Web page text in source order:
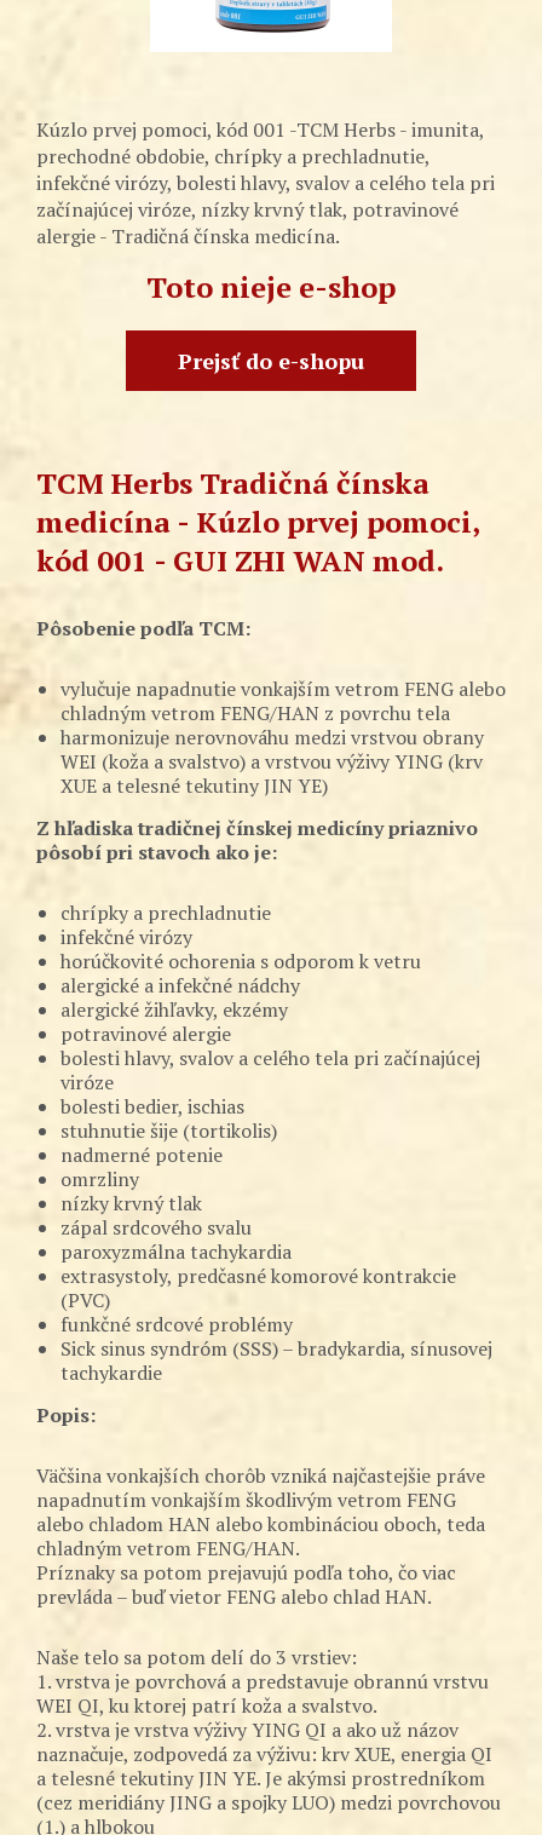
Kúzlo prvej pomoci, kód 001 -TCM Herbs - imunita,
prechodné obdobie, chrípky a prechladnutie,
infekčné virózy, bolesti hlavy, svalov a celého tela pri
začínajúcej viróze, nízky krvný tlak, potravinové
alergie - Tradičná čínska medicína.
Toto nieje e-shop
Prejsť do e-shopu
TCM Herbs Tradičná čínska
medicína - Kúzlo prvej pomoci,
kód 001 - GUI ZHI WAN mod.
Pôsobenie podľa TCM:
vylučuje napadnutie vonkajším vetrom FENG alebo
chladným vetrom FENG/HAN z povrchu tela
harmonizuje nerovnováhu medzi vrstvou obrany
WEI (koža a svalstvo) a vrstvou výživy YING (krv
XUE a telesné tekutiny JIN YE)
Z hľadiska tradičnej čínskej medicíny priaznivo
pôsobí pri stavoch ako je:
chrípky a prechladnutie
infekčné virózy
horúčkovité ochorenia s odporom k vetru
alergické a infekčné nádchy
alergické žihľavky, ekzémy
potravinové alergie
bolesti hlavy, svalov a celého tela pri začínajúcej
viróze
bolesti bedier, ischias
stuhnutie šije (tortikolis)
nadmerné potenie
omrzliny
nízky krvný tlak
zápal srdcového svalu
paroxyzmálna tachykardia
extrasystoly, predčasné komorové kontrakcie
(PVC)
funkčné srdcové problémy
Sick sinus syndróm (SSS) – bradykardia, sínusovej
tachykardie
Popis:
Väčšina vonkajších chorôb vzniká najčastejšie práve
napadnutím vonkajším škodlivým vetrom FENG
alebo chladom HAN alebo kombináciou oboch, teda
chladným vetrom FENG/HAN.
Príznaky sa potom prejavujú podľa toho, čo viac
prevláda – buď vietor FENG alebo chlad HAN.
Naše telo sa potom delí do 3 vrstiev:
1. vrstva je povrchová a predstavuje obrannú vrstvu
WEI QI, ku ktorej patrí koža a svalstvo.
2. vrstva je vrstva výživy YING QI a ako už názov
naznačuje, zodpovedá za výživu: krv XUE, energia QI
a telesné tekutiny JIN YE. Je akýmsi prostredníkom
(cez meridiány JING a spojky LUO) medzi povrchovou
(1.) a hlbokou